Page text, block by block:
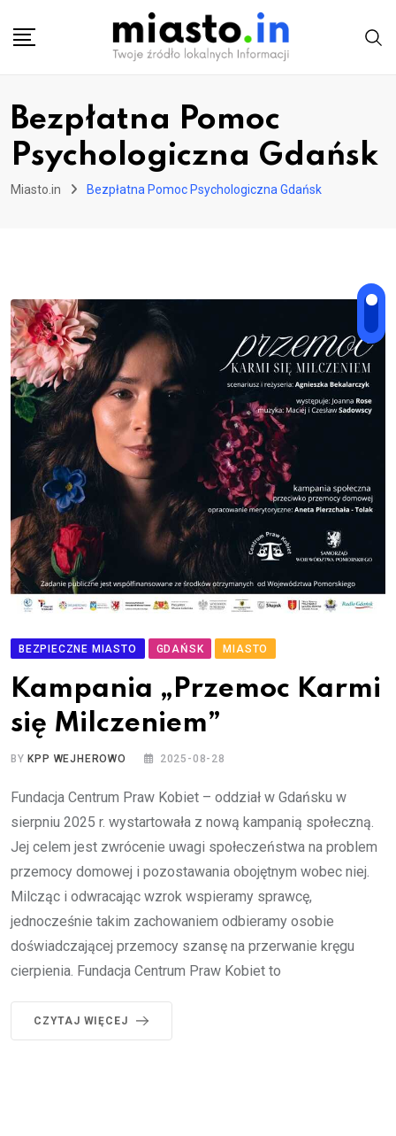
Bezpłatna Pomoc
Psychologiczna Gdańsk
Miasto.in Bezpłatna Pomoc Psychologiczna Gdańsk
BEZPIECZNE MIASTO GDAŃSK MIASTO
Kampania „Przemoc Karmi
się Milczeniem”
BYKPP WEJHEROWO 2025-08-28
Fundacja Centrum Praw Kobiet – oddział w Gdańsku w
sierpniu 2025 r. wystartowała z nową kampanią społeczną.
Jej celem jest zwrócenie uwagi społeczeństwa na problem
przemocy domowej i pozostawania obojętnym wobec niej.
Milcząc i odwracając wzrok wspieramy sprawcę,
jednocześnie takim zachowaniem odbieramy osobie
doświadczającej przemocy szansę na przerwanie kręgu
cierpienia. Fundacja Centrum Praw Kobiet to
CZYTAJ WIĘCEJ